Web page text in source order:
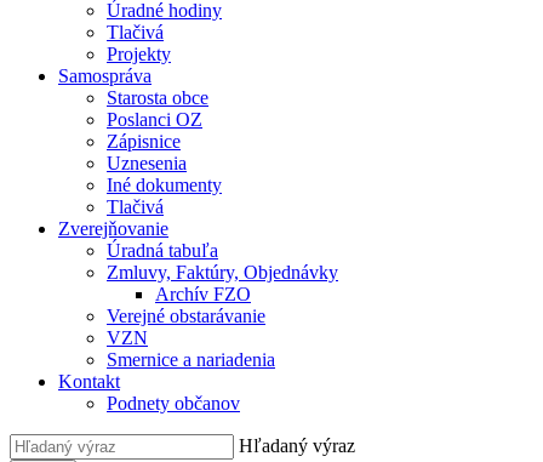
Úradné hodiny
Tlačivá
Projekty
Samospráva
Starosta obce
Poslanci OZ
Zápisnice
Uznesenia
Iné dokumenty
Tlačivá
Zverejňovanie
Úradná tabuľa
Zmluvy, Faktúry, Objednávky
Archív FZO
Verejné obstarávanie
VZN
Smernice a nariadenia
Kontakt
Podnety občanov
Hľadaný výraz